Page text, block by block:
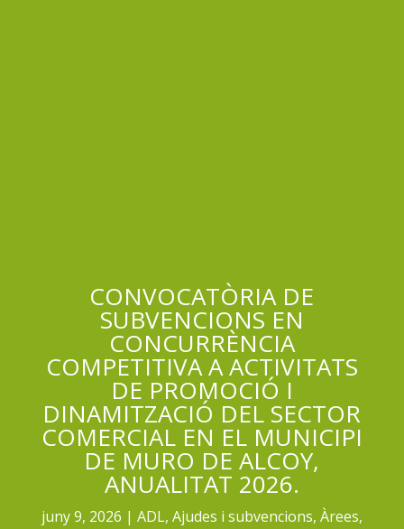
CONVOCATÒRIA DE
SUBVENCIONS EN
CONCURRÈNCIA
COMPETITIVA A ACTIVITATS
DE PROMOCIÓ I
DINAMITZACIÓ DEL SECTOR
COMERCIAL EN EL MUNICIPI
DE MURO DE ALCOY,
ANUALITAT 2026.
juny 9, 2026 ADL, Ajudes i subvencions, Àrees,